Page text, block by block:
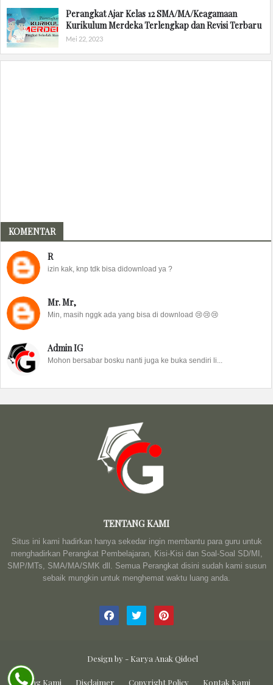
Perangkat Ajar Kelas 12 SMA/MA/Keagamaan
Kurikulum Merdeka Terlengkap dan Revisi Terbaru
Mei 22, 2023
KOMENTAR
R
izin kak, knp tdk bisa didownload ya ?
Mr. Mr,
Min, masih nggk ada yang bisa di download 😢😢😢
Admin IG
Mohon bersabar bosku nanti juga ke buka sendiri li...
TENTANG KAMI
Situs ini kami hadirkan hanya sekedar ingin membantu para guru untuk
menghadirkan Perangkat Pembelajaran, Kisi-Kisi dan Soal-Soal SD/MI,
SMP/MTs, SMA/MA/SMK dll. Semua Perangkat disini sudah kami susun
sebaik mungkin untuk menghemat waktu luang anda.
Design by - Karya Anak Qidoel
Tentang Kami Disclaimer Copyright Policy Kontak Kami